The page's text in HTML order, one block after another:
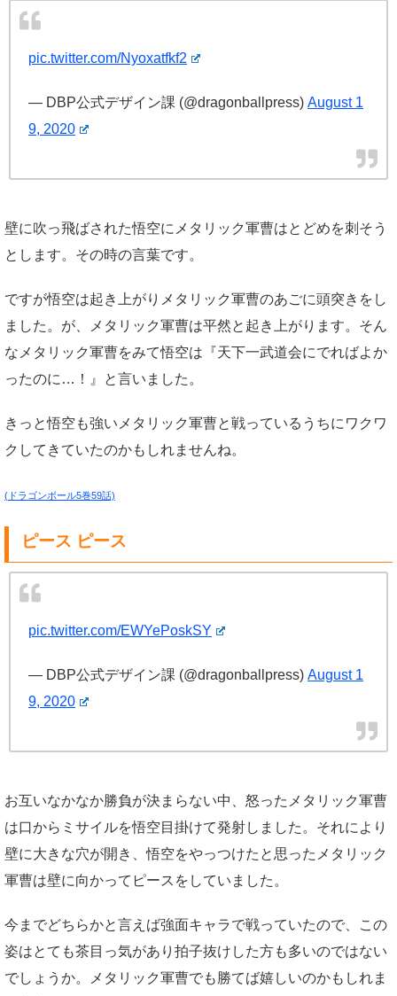
pic.twitter.com/Nyoxatfkf2
— DBP公式デザイン課 (@dragonballpress) August 1
9, 2020
壁に吹っ飛ばされた悟空にメタリック軍曹はとどめを刺そう
とします。その時の言葉です。
ですが悟空は起き上がりメタリック軍曹のあごに頭突きをし
ました。が、メタリック軍曹は平然と起き上がります。そん
なメタリック軍曹をみて悟空は『天下一武道会にでればよか
ったのに…！』と言いました。
きっと悟空も強いメタリック軍曹と戦っているうちにワクワ
クしてきていたのかもしれませんね。
(ドラゴンボール5巻59話)
ピース ピース
pic.twitter.com/EWYePoskSY
— DBP公式デザイン課 (@dragonballpress) August 1
9, 2020
お互いなかなか勝負が決まらない中、怒ったメタリック軍曹
は口からミサイルを悟空目掛けて発射しました。それにより
壁に大きな穴が開き、悟空をやっつけたと思ったメタリック
軍曹は壁に向かってピースをしていました。
今までどちらかと言えば強面キャラで戦っていたので、この
姿はとても茶目っ気があり拍子抜けした方も多いのではない
でしょうか。メタリック軍曹でも勝てば嬉しいのかもしれま